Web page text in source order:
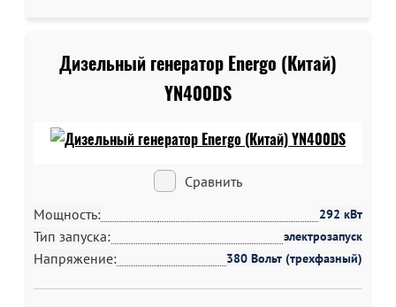
Дизельный генератор Energo (Китай)
YN400DS
Сравнить
Мощность:
292 кВт
Тип запуска: электрозапуск
Напряжение: 380 Вольт (трехфазный)